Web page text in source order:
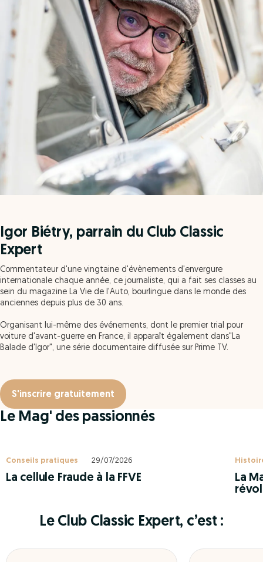
Igor Biétry, parrain du Club Classic
Expert
Commentateur d'une vingtaine d'évènements d'envergure
internationale chaque année, ce journaliste, qui a fait ses classes au
sein du magazine La Vie de l'Auto, bourlingue dans le monde des
anciennes depuis plus de 30 ans.
Organisant lui-même des événements, dont le premier trial pour
voiture d'avant-guerre en France, il apparaît également dans"La
Balade d'Igor", une série documentaire diffusée sur Prime TV.
S'inscrire gratuitement
Le Mag' des passionnés
Conseils pratiques 29/07/2026
La cellule Fraude à la FFVE
La
Le Club Classic Expert, c’est :